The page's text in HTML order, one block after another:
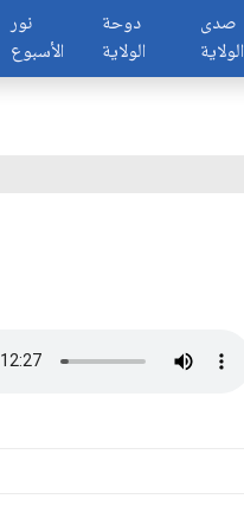
نور
الأسبوع
دوحة
الولاية
صدى
الولاية